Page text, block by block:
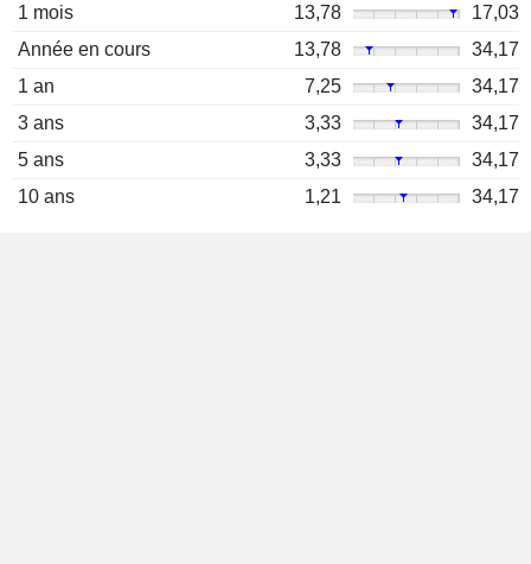
1 mois
13,78
17,03
Année en cours
13,78
34,17
1 an
7,25
34,17
3 ans
3,33
34,17
5 ans
3,33
34,17
10 ans
1,21 34,17